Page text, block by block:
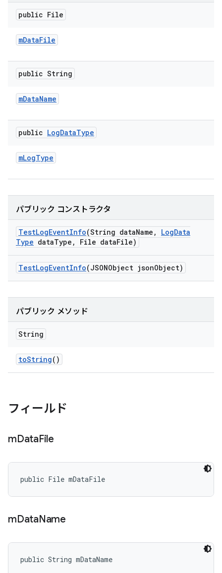
public File
mDataFile
public String
mDataName
public LogDataType
mLogType
パブリック コンストラクタ
TestLogEventInfo(String dataName , LogData
Type dataType , File dataFile)
TestLogEventInfo(JSONObject jsonObject)
パブリック メソッド
String
toString()
フィールド
mDataFile
public File mDataFile
mDataName
public String mDataName